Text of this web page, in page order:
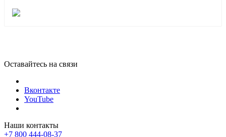
Оставайтесь на связи
Вконтакте
YouTube
Наши контакты
+7 800 444-08-37